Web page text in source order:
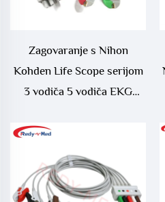
Zagovaranje s Nihon
Kohden Life Scope serijom
3 vodiča 5 vodiča EKG